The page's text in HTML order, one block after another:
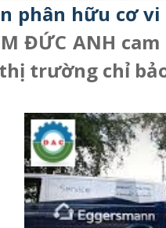
phân hữu cơ vi
ĐỨC ANH
trường chỉ